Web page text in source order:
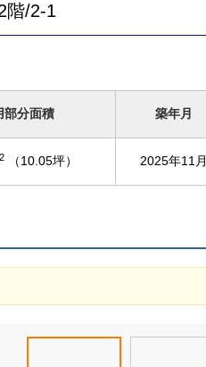
階/2-1
部分面積 築年月
2 （10.05坪） 2025年11月